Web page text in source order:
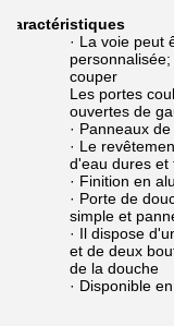
Caractéristiques
· La voie peut
couper
Les portes
ouvertes de
· Panneaux
· Le
d'eau dures et
· Finition en
· Porte de
simple et
· Il dispose
et de deux
de la douche
· Disponible